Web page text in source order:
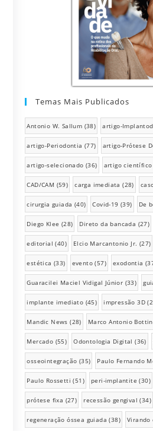
Temas Mais Publicados
Antonio W. Sallum (38) artigo-
artigo-Periodontia (77) artigo-Prótese
artigo-selecionado (36) artigo científico
CAD/CAM (59) carga imediata (28)
cirurgia guiada (40) Covid-19 (39) De
Diego Klee (28) Direto da bancada (27)
editorial (40) Elcio Marcantonio Jr. (27)
estética (33) evento (57) exodontia
Guaracilei Maciel Vidigal Júnior (33)
implante imediato (45) impressão 3D
Mandic News (28) Marco Antonio
Mercado (55) Odontologia Digital (36)
osseointegração (35) Paulo Fernando
Paulo Rossetti (51) peri-implantite (30)
prótese fixa (27) recessão gengival (34)
regeneração óssea guiada (38) Virando